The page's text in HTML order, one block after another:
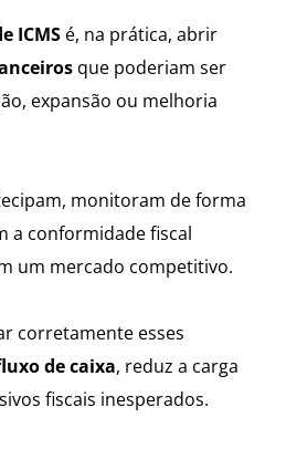
ICMS é, na prática, abrir
que poderiam ser
expansão ou melhoria
monitoram de forma
a conformidade fiscal
um mercado competitivo.
corretamente esses
de caixa, reduz a carga
fiscais inesperados.